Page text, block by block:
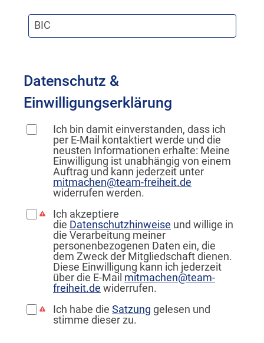
BIC
Datenschutz &
Einwilligungserklärung
Ich bin damit einverstanden, dass ich
per E-Mail kontaktiert werde und die
neusten Informationen erhalte: Meine
Einwilligung ist unabhängig von einem
Auftrag und kann jederzeit unter
mitmachen@team-freiheit.de
widerrufen werden.
Ich akzeptiere
die Datenschutzhinweise und willige in
die Verarbeitung meiner
personenbezogenen Daten ein, die
dem Zweck der Mitgliedschaft dienen.
Diese Einwilligung kann ich jederzeit
überdie E-Mail mitmachen@team-
freiheit.de widerrufen.
Ich habe die Satzung gelesen und
stimme dieser zu.